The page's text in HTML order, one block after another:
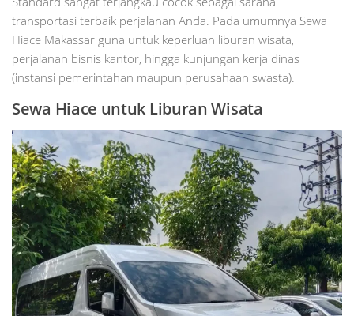
transportasi terbaik perjalanan Anda. Pada umumnya Sewa
Hiace Makassar guna untuk keperluan liburan wisata,
perjalanan bisnis kantor, hingga kunjungan kerja dinas
(instansi pemerintahan maupun perusahaan swasta).
Sewa Hiace untuk Liburan Wisata